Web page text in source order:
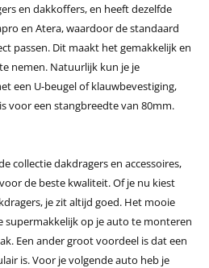
en dakkoffers, en heeft dezelfde
en Atera, waardoor de standaard
passen. Dit maakt het gemakkelijk en
nemen. Natuurlijk kun je je
een U-beugel of klauwbevestiging,
voor een stangbreedte van 80mm.
collectie dakdragers en accessoires,
de beste kwaliteit. Of je nu kiest
je zit altijd goed. Het mooie
supermakkelijk op je auto te monteren
Een ander groot voordeel is dat een
is. Voor je volgende auto heb je